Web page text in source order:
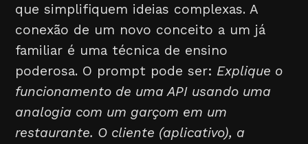
que simplifiquem ideias complexas. A
conexão de um novo conceito a um já
familiar é uma técnica de ensino
poderosa. O prompt pode ser: Explique o
funcionamento de uma API usando uma
analogia com um garçom em um
restaurante. O cliente (aplicativo), a